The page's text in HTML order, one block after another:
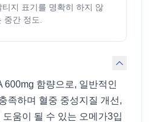
지 표기를 명확히 하지 않
간 정도.
600mg 함량으로, 일반적인
족하며 혈중 중성지질 개선,
움이 될 수 있는 오메가3입